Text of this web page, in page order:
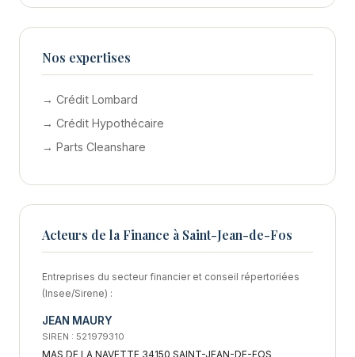
Nos expertises
→ Crédit Lombard
→ Crédit Hypothécaire
→ Parts Cleanshare
Acteurs de la Finance à Saint-Jean-de-Fos
Entreprises du secteur financier et conseil répertoriées
(Insee/Sirene) :
JEAN MAURY
SIREN : 521979310
MAS DE LA NAVETTE 34150 SAINT-JEAN-DE-FOS